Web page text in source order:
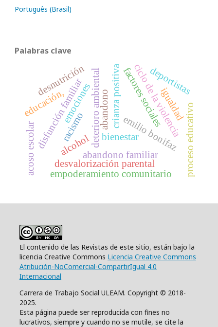
Português (Brasil)
Palabras clave
emilio bonifaz
deterioro ambiental
disfunción familiar bienestarciclo de la violencia
abandono familiar
desvalorización parental
proceso educativo
empoderamiento comunitario
acoso escolar
factores sociales
abandono
alcohol
deportistas
desnutrición
emociones crianza positiva
racismo
educación, igualdad
El contenido de las Revistas de este sitio, están bajo la
licencia Creative Commons Licencia Creative Commons
Atribución-NoComercial-CompartirIgual 4.0
Internacional
Carrera de Trabajo Social ULEAM. Copyright © 2018-
2025.
Esta página puede ser reproducida con fines no
lucrativos, siempre y cuando no se mutile, se cite la